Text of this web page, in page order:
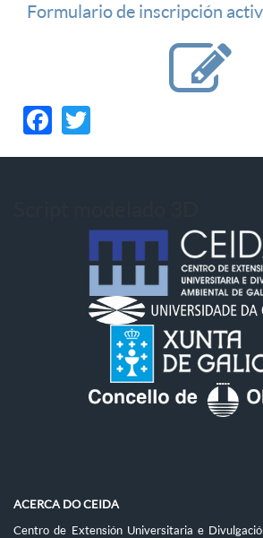
Formulario de inscripción
Facebook
ACERCA DO CEIDA
Centro de Extensión Universitaria e